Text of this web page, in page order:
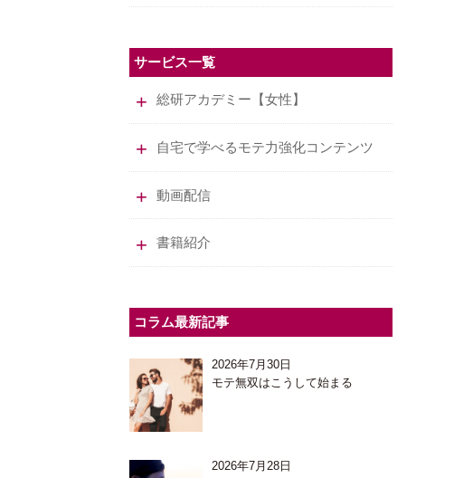
サービス一覧
総研アカデミー【女性】
自宅で学べるモテ力強化コンテンツ
動画配信
書籍紹介
コラム最新記事
2026年7月30日
モテ無双はこうして始まる
2026年7月28日